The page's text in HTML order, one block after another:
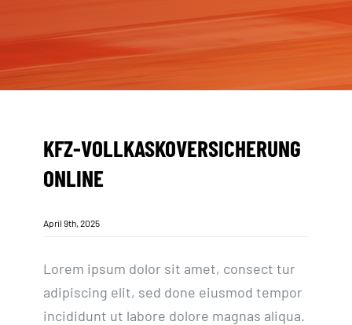
KONTAKT
Deutsch
KFZ-VOLLKASKOVERSICHERUNG
ONLINE
April 9th, 2025
Lorem ipsum dolor sit amet, consect tur
adipiscing elit, sed done eiusmod tempor
incididunt ut labore dolore magnas aliqua.